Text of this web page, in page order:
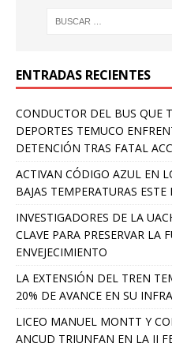
ENTRADAS RECIENTES
CONDUCTOR DEL BUS QUE
DEPORTES TEMUCO
DETENCIÓN TRAS FATAL
ACTIVAN CÓDIGO AZUL EN
BAJAS TEMPERATURAS
INVESTIGADORES DE LA
CLAVE PARA PRESERVAR LA
ENVEJECIMIENTO
LA EXTENSIÓN DEL TREN
20% DE AVANCE EN SU
LICEO MANUEL MONTT Y
ANCUD TRIUNFAN EN LA II